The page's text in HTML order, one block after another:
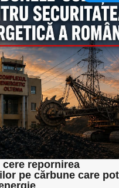
aici textul
pentru
pentru
pentru subti
cere repornirea
pe cărbune care pot